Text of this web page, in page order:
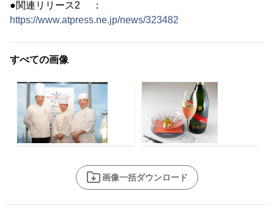
●関連リリース2 ：
https://www.atpress.ne.jp/news/323482
すべての画像
画像一括ダウンロード